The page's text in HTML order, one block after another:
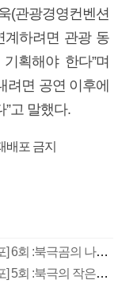
(관광경영컨벤션
계하려면 관광 동
획해야 한다”며
려면 공연 이후에
고 말했다.
배포 금지
[2026 부산청소년극지체험탐험대 현장르포] 6회 :북극곰의 나라, 마을 밖으로 나갈 때는 총을 챙겨야
[2026 부산청소년극지체험탐험대 현장르포] 5회 :북극의 작은 사냥꾼